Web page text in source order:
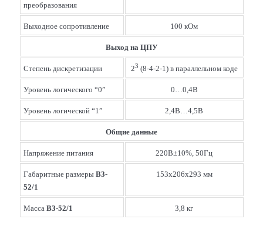
преобразования
Выходное сопротивление 100 кОм
Выход на ЦПУ
Степень дискретизации 23 (8-4-2-1) в параллельном коде
Уровень логического “0” 0…0,4В
Уровень логической “1” 2,4В…4,5В
Общие данные
Напряжение питания 220В±10%, 50Гц
Габаритные размерыВ3-
52/1
153x206x293 мм
МассаВ3-52/1 3,8 кг